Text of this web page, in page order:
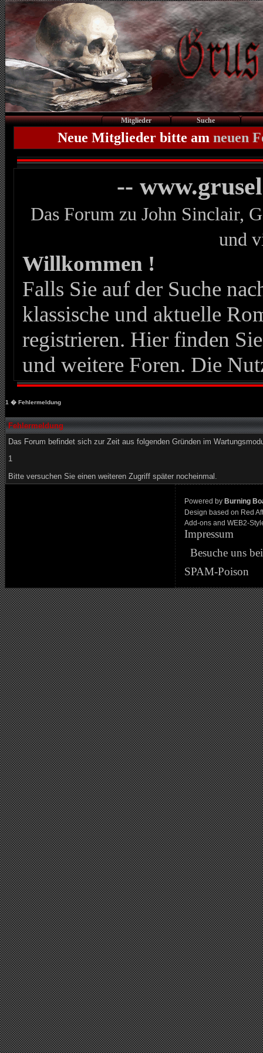
Mitglieder Suche
Neue Mitglieder bitte am neuen
--
Das Forum zu John Sinclair,
und
Willkommen !
Falls Sie auf der Suche
klassische und aktuelle
registrieren. Hier finden
und weitere Foren. Die
1 � Fehlermeldung
Fehlermeldung
Das Forum befindet sich zur Zeit aus folgenden Gründen im
1
Bitte versuchen Sie einen weiteren Zugriff später nocheinmal.
Powered by Burning
Design based on Red
Add-ons and WEB2-
Impressum
Besuche uns
SPAM-Poison